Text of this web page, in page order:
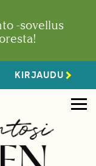
-sovellus
KIRJAUDU